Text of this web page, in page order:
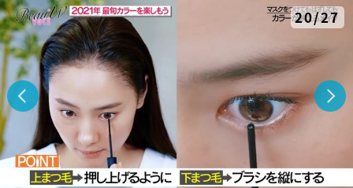
20/27